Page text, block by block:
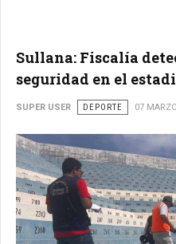
Sullana: Fiscalía
seguridad en el
SUPER USER DEPORTE 07